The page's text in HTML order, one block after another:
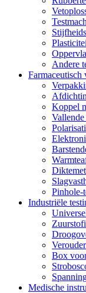
Andere
Farmaceutisch
Koppel
Pinhole-
Industriële
Box
Medische